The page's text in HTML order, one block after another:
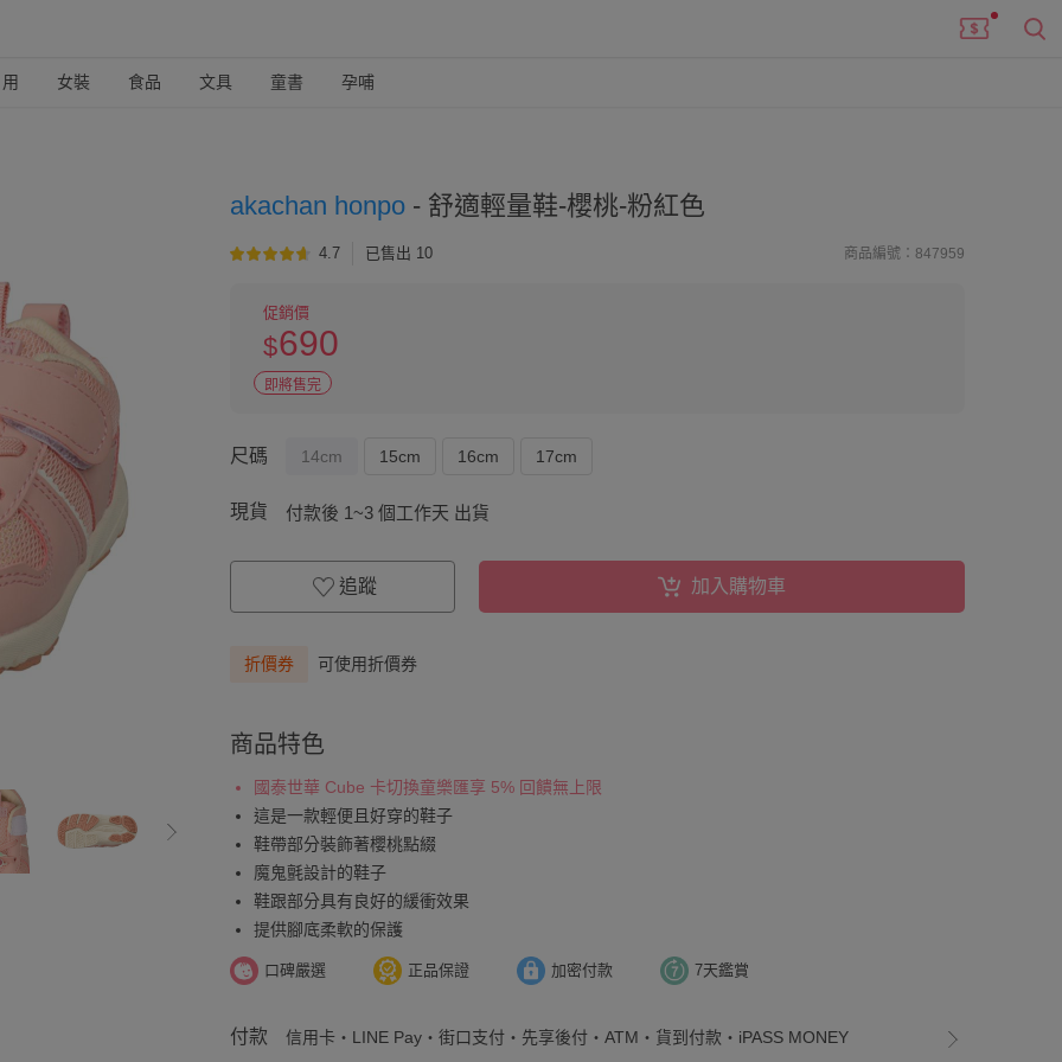
女裝 食品 文具 童書 孕哺
akachan honpo - 舒適輕量鞋-櫻桃-粉紅色
4.7 已售出 10 商品編號：847959
促銷價
$690
即將售完
尺碼 14cm 15cm 16cm 17cm
現貨 付款後 1~3 個工作天 出貨
追蹤 加入購物車
折價券 可使用折價券
商品特色
國泰世華 Cube 卡切換童樂匯享 5% 回饋無上限
這是一款輕便且好穿的鞋子
鞋帶部分裝飾著櫻桃點綴
魔鬼氈設計的鞋子
鞋跟部分具有良好的緩衝效果
提供腳底柔軟的保護
口碑嚴選 正品保證 加密付款 7天鑑賞
付款 信用卡・LINE Pay・街口支付・先享後付・ATM・貨到付款・iPASS MONEY